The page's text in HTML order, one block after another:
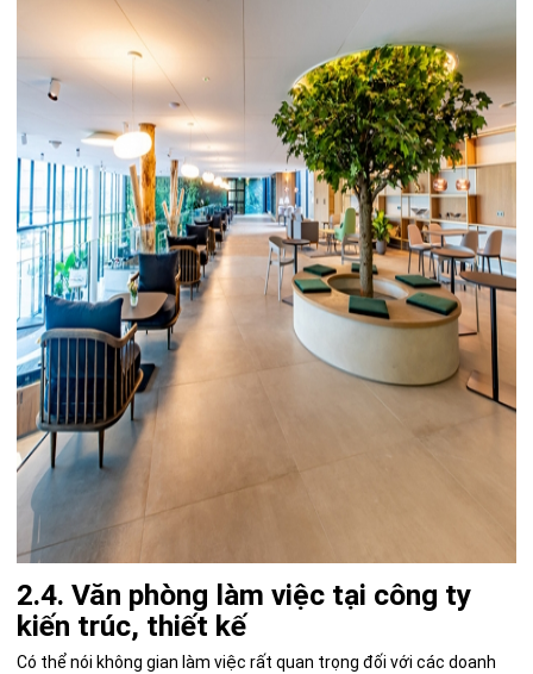
2.4. Văn phòng làm việc tại công ty
kiến trúc, thiết kế
Có thể nói không gian làm việc rất quan trọng đối với các doanh